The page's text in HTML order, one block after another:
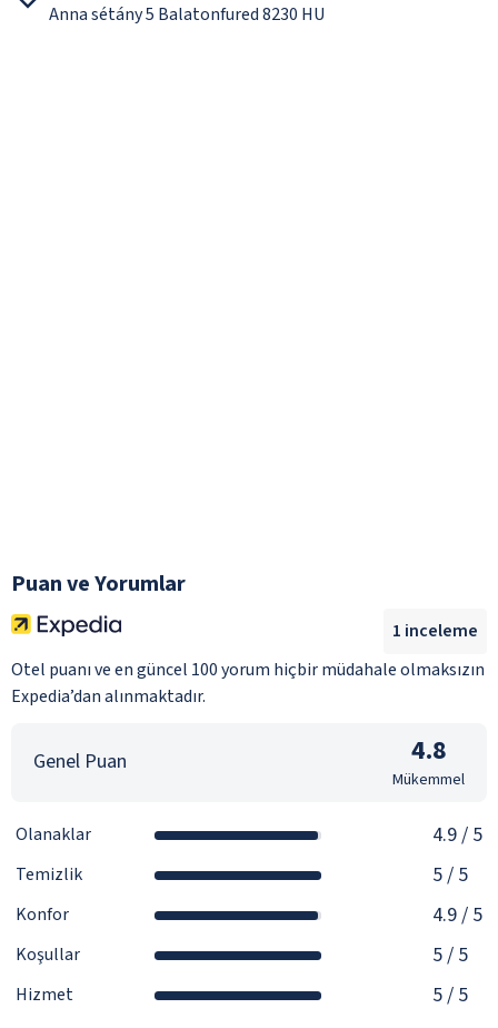
Anna sétány 5 Balatonfured 8230 HU
Puan ve Yorumlar
Otel puanı ve en güncel 100 yorum hiçbir müdahale olmaksızın
Expedia’dan alınmaktadır.
1 inceleme
Genel Puan 4.8
Mükemmel
Olanaklar 4.9/ 5
Temizlik 5/ 5
Konfor 4.9/ 5
Koşullar 5/ 5
Hizmet 5/ 5